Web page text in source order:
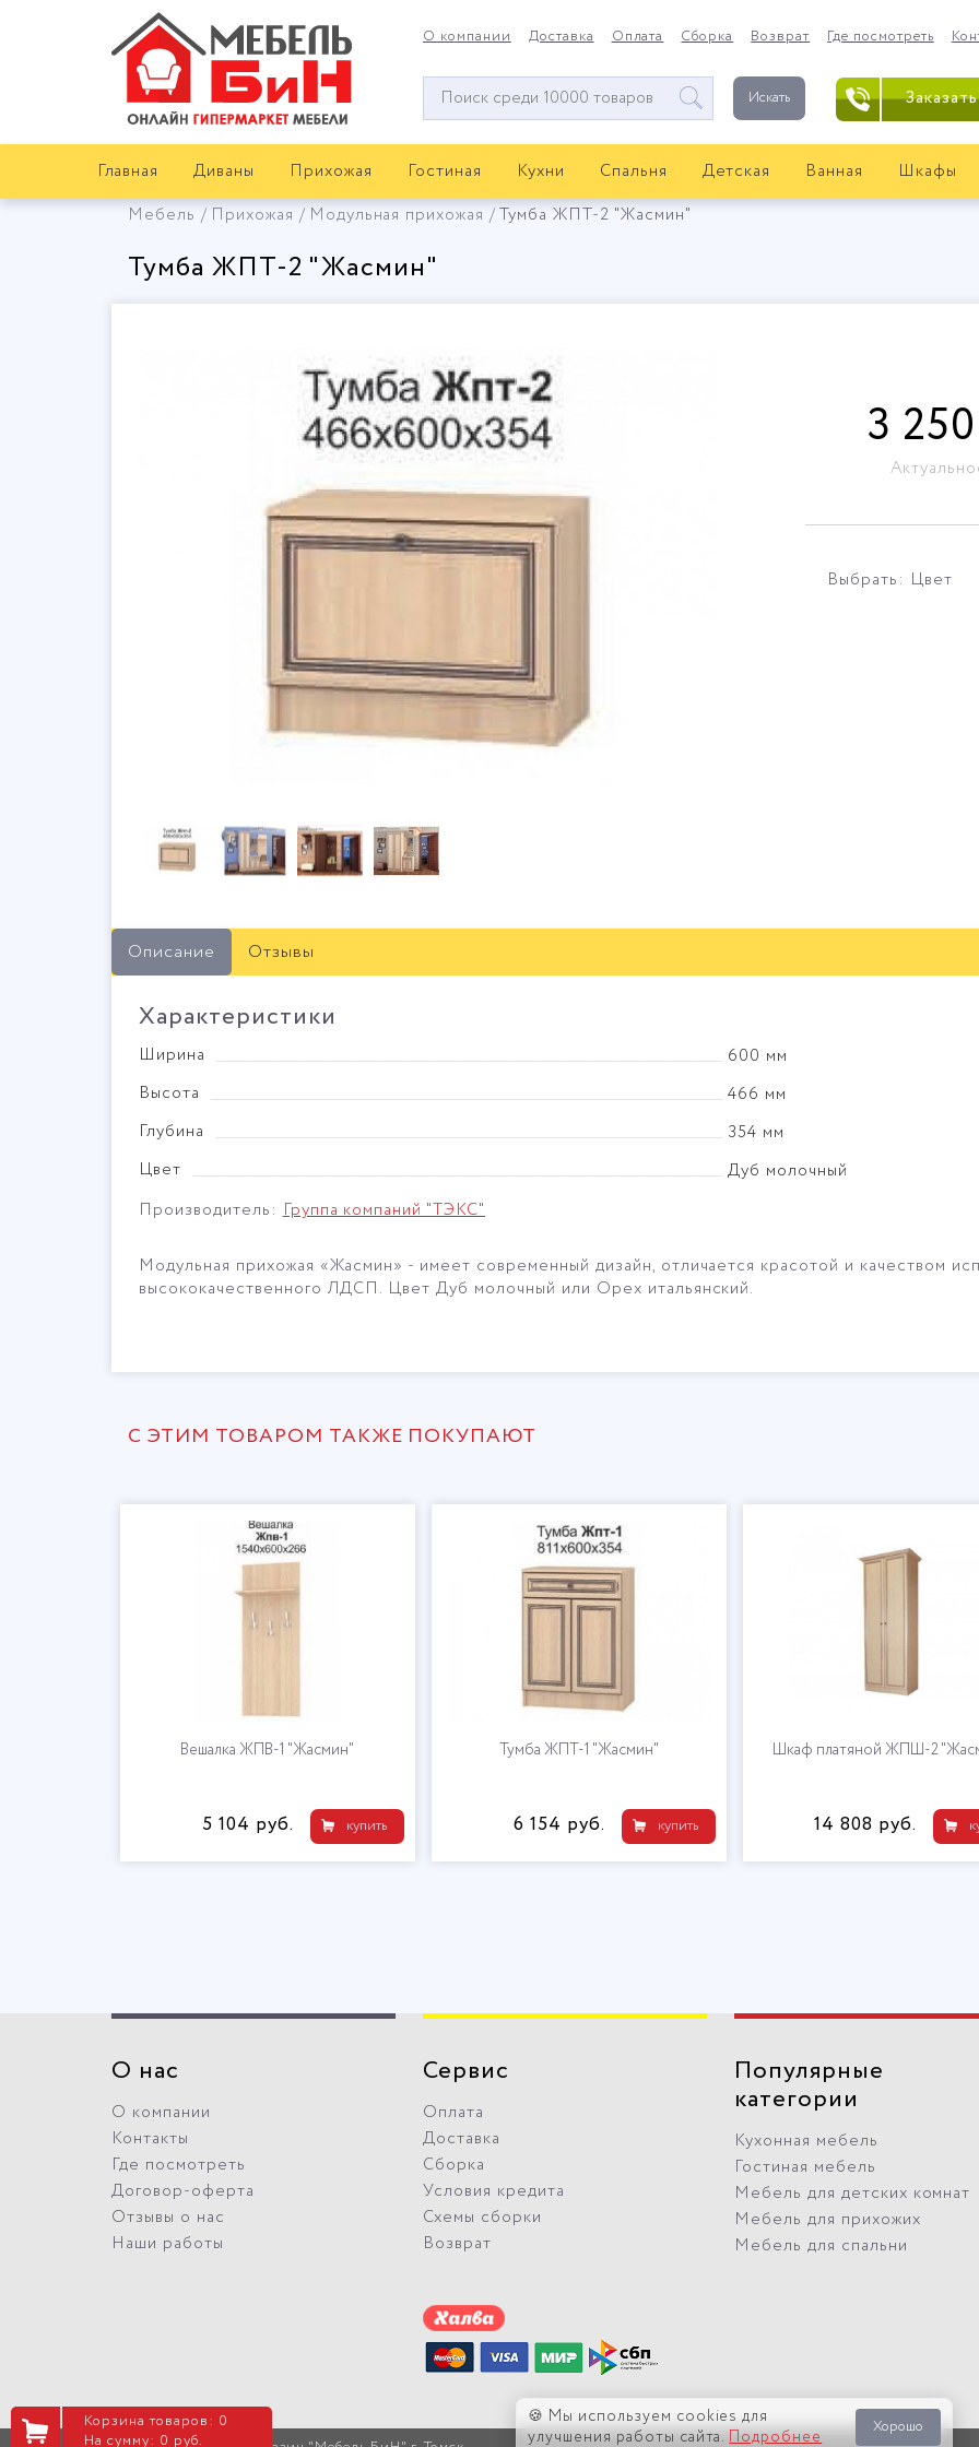
О компании Доставка Оплата Сборка Возврат Где посмотреть
Окно
поиска
Искать
Главная Диваны Прихожая Гостиная Кухни Спальня Детская Ванная Шкафы
Мебель
Прихожая Модульная прихожая Тумба ЖПТ-2 "Жасмин"
Тумба ЖПТ-2 "Жасмин"
3 250
Выбрать: Цвет
Описание Отзывы
Характеристики
Ширина
600 мм
Высота
466 мм
Глубина
354 мм
Цвет
Дуб молочный
Производитель:Группа компаний "ТЭКС"
Модульная прихожая «Жасмин» - имеет современный дизайн, отличается красотой и качеством
высококачественного ЛДСП. Цвет Дуб молочный или Орех итальянский.
С ЭТИМ ТОВАРОМ ТАКЖЕ ПОКУПАЮТ
Вешалка ЖПВ-1 "Жасмин"
купить
5 104 руб.
Тумба ЖПТ-1 "Жасмин"
купить
6 154 руб.
Шкаф платяной ЖПШ-2
14 808 руб.
О нас
О компании
Контакты
Где посмотреть
Договор-оферта
Отзывы о нас
Наши работы
Сервис
Оплата
Доставка
Сборка
Условия кредита
Схемы сборки
Возврат
Популярные
категории
Кухонная мебель
Гостиная мебель
Мебель для детских комнат
Мебель для прихожих
Мебель для спальни
Корзина товаров: 0
На сумму: 0 руб.
🍪 Мы используем cookies для
улучшения работы сайта.Подробнее Хорошо